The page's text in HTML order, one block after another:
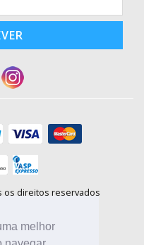
melhor
os direitos reservados
chamada para a rede fixa